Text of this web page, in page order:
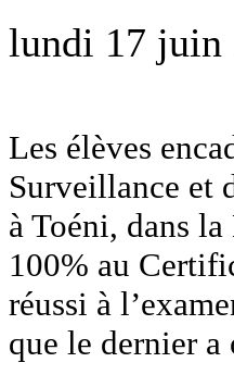
lundi 17 juin
Les élèves
Surveillance et
à Toéni, dans
100% au
réussi à
que le dernier